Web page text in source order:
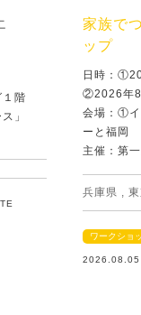
１階
」
家族で
ップ
日時：
②2026年8
会場：①
ーと福岡
主催：第
兵庫県
ワークショ
2026.08.05